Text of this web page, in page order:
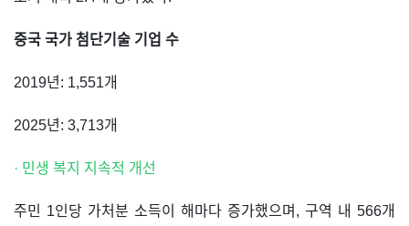
중국 국가 첨단기술 기업 수
2019년: 1,551개
2025년: 3,713개
· 민생 복지 지속적 개선
주민 1인당 가처분 소득이 해마다 증가했으며, 구역 내 566개